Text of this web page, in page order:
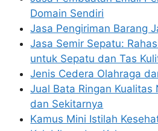
Domain Sendiri
Jasa Pengiriman Barang
Jasa Semir Sepatu:
untuk Sepatu dan Tas
Jenis Cedera Olahraga
Jual Bata Ringan Kualitas
dan Sekitarnya
Kamus Mini Istilah